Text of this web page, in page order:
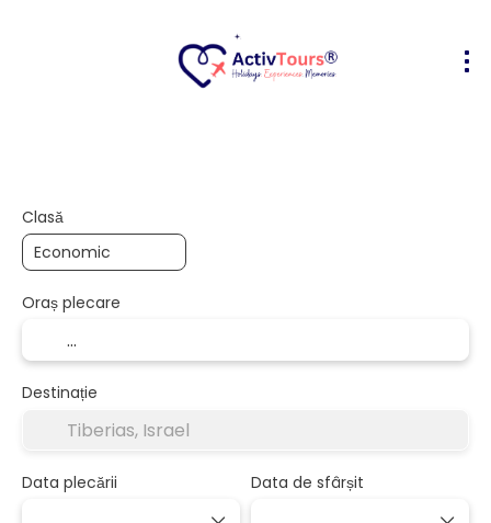
Clasă
Oraș plecare
Destinație
Data plecării Data de sfârșit